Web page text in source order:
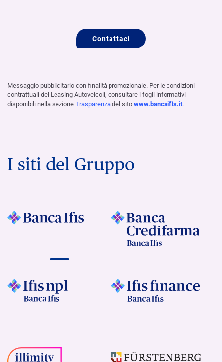
Contattaci
Messaggio pubblicitario con ﬁnalità promozionale. Per le condizioni
contrattuali del Leasing Autoveicoli, consultare i fogli informativi
disponibili nella sezione Trasparenza del sito www.bancaiﬁs.it.
I siti del Gruppo